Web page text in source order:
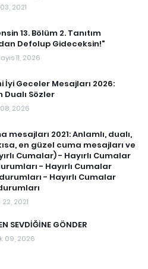
2021
13. Bölüm 2. Tanıtım
Defolup Gideceksin!"
11, 2026
İyi Geceler Mesajları 2026:
Dualı Sözler
2026
mesajları 2021: Anlamlı, dualı,
en güzel cuma mesajları ve
Cumalar) - Hayırlı Cumalar
- Hayırlı Cumalar
- Hayırlı Cumalar
2021
SEVDİĞİNE GÖNDER
09, 2026